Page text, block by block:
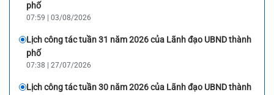
phố
07:59 | 03/08/2026
Lịch công tác tuần 31 năm 2026 của Lãnh đạo UBND thành
phố
07:38 | 27/07/2026
Lịch công tác tuần 30 năm 2026 của Lãnh đạo UBND thành